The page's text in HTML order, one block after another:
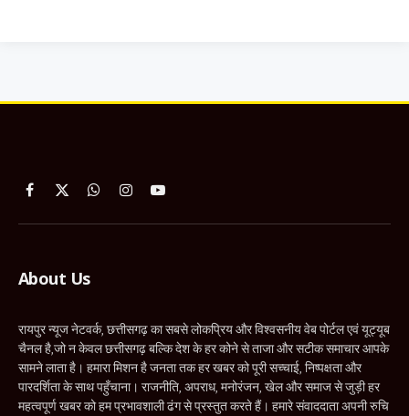
Facebook
X
WhatsApp
InstagramYouTube
About Us
रायपुर न्यूज नेटवर्क, छत्तीसगढ़ का सबसे लोकप्रिय और विश्वसनीय वेब पोर्टल एवं यूट्यूब
चैनल है,जो न केवल छत्तीसगढ़ बल्कि देश के हर कोने से ताजा और सटीक समाचार आपके
सामने लाता है। हमारा मिशन है जनता तक हर खबर को पूरी सच्चाई, निष्पक्षता और
पारदर्शिता के साथ पहुँचाना। राजनीति, अपराध, मनोरंजन, खेल और समाज से जुड़ी हर
महत्वपूर्ण खबर को हम प्रभावशाली ढंग से प्रस्तुत करते हैं। हमारे संवाददाता अपनी रुचि